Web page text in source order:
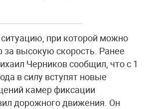
при которой можно
высокую скорость. Ранее
Черников сообщил, что с 1
в силу вступят новые
камер фиксации
дорожного движения. Он